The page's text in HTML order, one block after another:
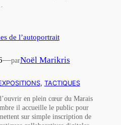
de l’autoportrait
—parNoël Marikris
, TACTIQUES
en plein cœur du Marais
il accueille le public pour
sur simple inscription de